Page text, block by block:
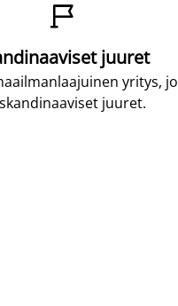

juuret
yritys,
juuret.